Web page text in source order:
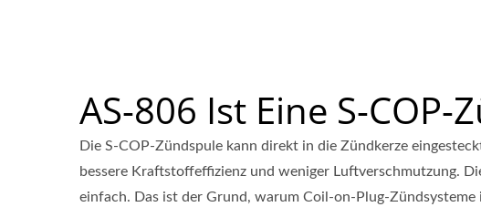
AS-806 Ist Eine S-COP-
Die S-COP-Zündspule kann direkt in die Zündkerze
bessere Kraftstoffeffizienz und weniger Luftverschmutzung.
einfach. Das ist der Grund, warum Coil-on-Plug-